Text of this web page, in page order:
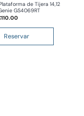
de Tijera 14,12
GS4069RT
110.00
Reservar